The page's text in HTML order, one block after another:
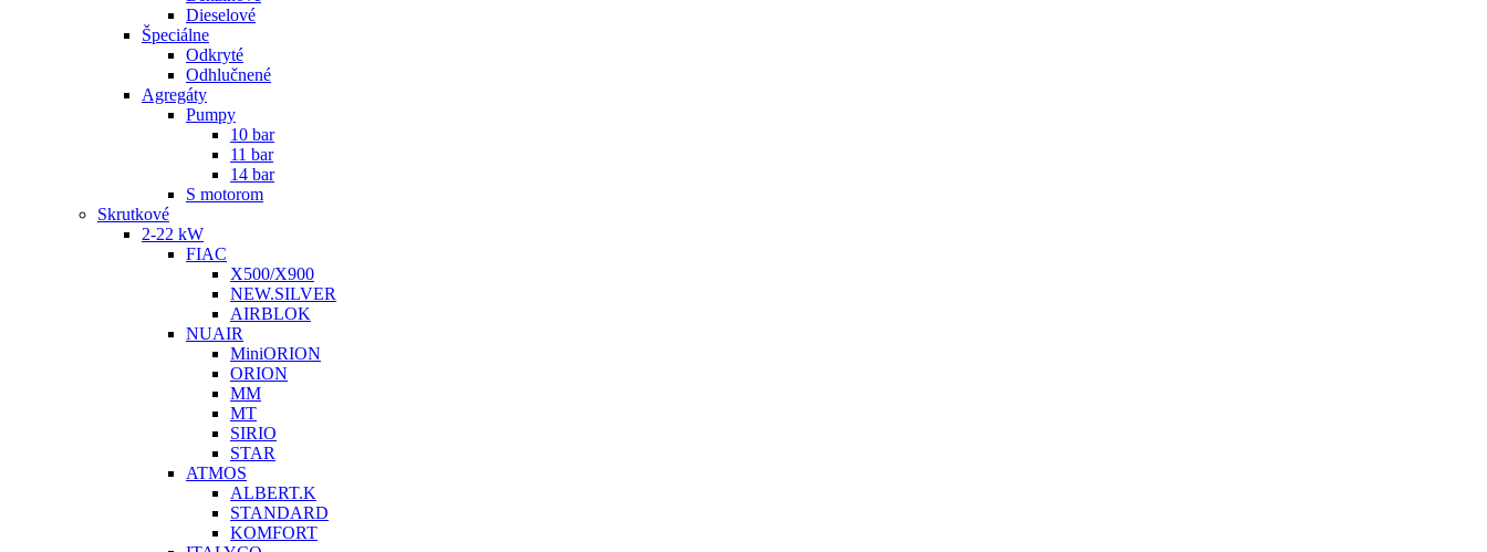
Dieselové
Špeciálne
Odkryté
Odhlučnené
Agregáty
Pumpy
10 bar
11 bar
14 bar
S motorom
Skrutkové
2-22 kW
FIAC
X500/X900
NEW.SILVER
AIRBLOK
NUAIR
MiniORION
ORION
MM
MT
SIRIO
STAR
ATMOS
ALBERT.K
STANDARD
KOMFORT